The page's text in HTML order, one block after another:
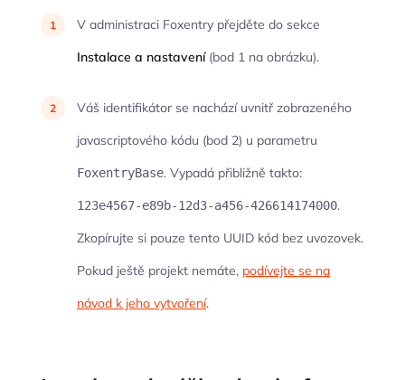
V administraci Foxentry přejděte do sekce
Instalace a nastavení(bod 1 na obrázku).
Váš identifikátor se nachází uvnitř zobrazeného
javascriptového kódu (bod 2) u parametru
FoxentryBase. Vypadá přibližně takto:
123e4567-e89b-12d3-a456-426614174000.
Zkopírujte si pouze tento UUID kód bez uvozovek.
Pokud ještě projekt nemáte, podívejte se na
návod k jeho vytvoření.